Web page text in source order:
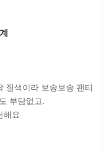
질색이라 보송보송 팬티
부담없고.
해요